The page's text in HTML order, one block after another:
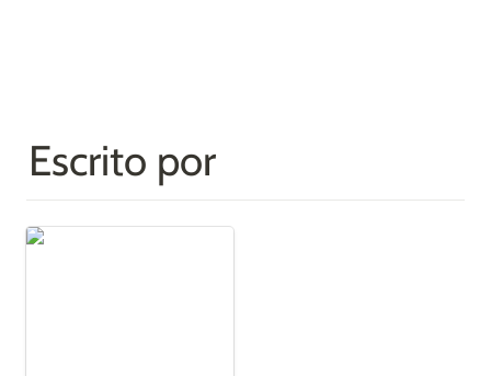
Escrito por
Sofía Muñoz